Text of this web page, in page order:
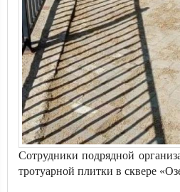
Сотрудники подрядной
тротуарной плитки в сквере